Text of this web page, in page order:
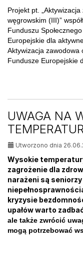
Projekt pt.
węgrowskim (III)”
Funduszu
Europejskie dla
Aktywizacja
Fundusze Europejskie
UWAGA NA
Utworzono dnia
Wysokie
zagrożenie dla
narażeni są
kryzysie
upałów warto
ale także zwrócić
mogą potrzebować